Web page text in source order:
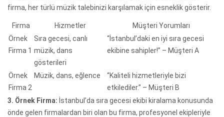
firma, her türlü müzik talebinizi karşılamak için esneklik gösterir.
Firma Hizmetler
Müşteri Yorumları
Örnek
Firma 1
Sıra gecesi, canlı
müzik, dans
gösterileri
“İstanbul’daki en iyi sıra gecesi
ekibine sahipler!” – Müşteri A
Örnek
Firma 2
Müzik, dans, eğlence
“Kaliteli hizmetleriyle bizi
etkilediler.” – Müşteri B
3. Örnek Firma: İstanbul’da sıra gecesi ekibi kiralama konusunda
önde gelen firmalardan biri olan bu firma, profesyonel ekipleriyle